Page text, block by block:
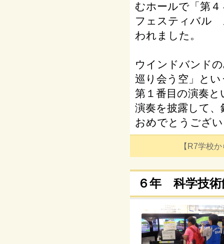
むホールで「第
フェスティバル
われました。
ウインドバンド
巡り会う空」と
第１番目の演奏
演奏を披露して
おめでとうござ
【R7学校
６年 科学技術